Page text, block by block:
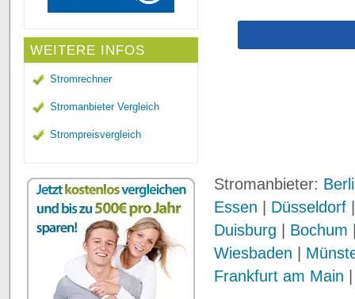
WEITERE INFOS
Stromrechner
Stromanbieter Vergleich
Strompreisvergleich
Stromanbieter:
Essen
Düsseldorf
Duisburg
Bochum
Wiesbaden
Frankfurt am Main